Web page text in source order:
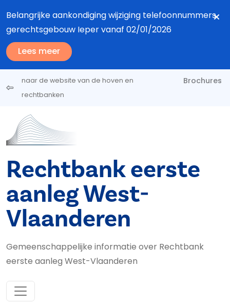
Belangrijke aankondiging wijziging telefoonnummers
gerechtsgebouw Ieper vanaf 02/01/2026
Lees meer
naar de website van de hoven en
rechtbanken
Brochures
Rechtbank eerste
aanleg West-
Vlaanderen
Gemeenschappelijke informatie over Rechtbank
eerste aanleg West-Vlaanderen